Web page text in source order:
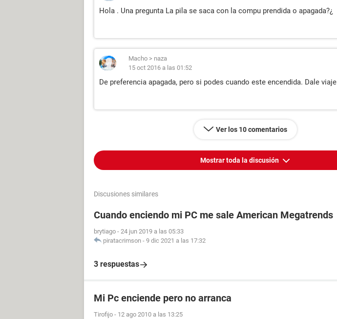
Hola . Una pregunta La pila se saca con la compu prendida o apagada?¿
Macho > naza
15 oct 2016 a las 01:52
De preferencia apagada, pero si podes cuando este encendida. Dale viaje
Ver los 10 comentarios
Mostrar toda la discusión
Discusiones similares
Cuando enciendo mi PC me sale American Megatrends
brytiago - 24 jun 2019 a las 05:33
piratacrimson - 9 dic 2021 a las 17:32
3 respuestas
Mi Pc enciende pero no arranca
Tirofijo - 12 ago 2010 a las 13:25